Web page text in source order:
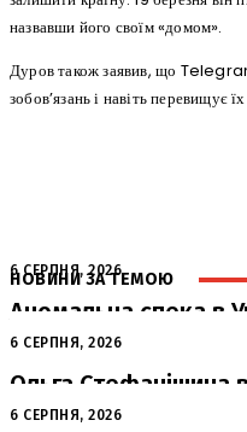
назвавши його своїм «домом».
Дуров також заявив, що
зобов’язань і навіть перевищує
НОВИНИ ЗА ТЕМОЮ
6 СЕРПНЯ, 2026
Аномальна спека в
кінця: очікується
6 СЕРПНЯ, 2026
Ольга Стефанішина
підозри від НАБУ та
6 СЕРПНЯ, 2026